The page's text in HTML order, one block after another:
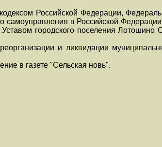
Российской Федерации,
самоуправления в Российской
городского поселения Лотошино
и ликвидации
в газете "Сельская новь".